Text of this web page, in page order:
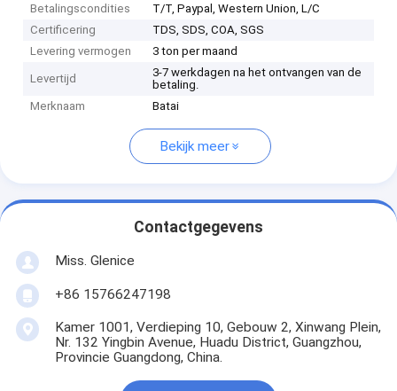
Betalingscondities
T/T, Paypal, Western Union, L/C
Certificering
TDS, SDS, COA, SGS
Levering vermogen
3 ton per maand
Levertijd
3-7 werkdagen na het ontvangen van de
betaling.
Merknaam
Batai
Bekijk meer
Contactgegevens
Miss. Glenice
+86 15766247198
Kamer 1001, Verdieping 10, Gebouw 2, Xinwang Plein,
Nr. 132 Yingbin Avenue, Huadu District, Guangzhou,
Provincie Guangdong, China.